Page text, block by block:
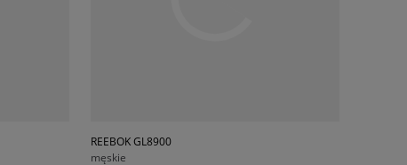
REEBOK GL8900
męskie